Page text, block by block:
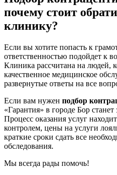
почему стоит
клинику?
Если вы хотите попасть к
ответственностью подойдет к
Клиника рассчитана на людей,
качественное медицинское
развернутые ответы на все
Если вам нужен подбор
«Гарантия» в городе Бор
Процесс оказания услуг
контролем, цены на услуги
краткие сроки сдать все
обследования.
Мы всегда рады помочь!